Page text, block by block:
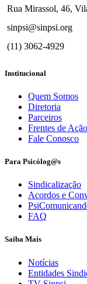
Rua Mirassol, 46,
sinpsi@sinpsi.org
(11) 3062-4929
Institucional
Quem Somos
Diretoria
Parceiros
Frentes de Ação
Fale Conosco
Para Psicólog@s
Sindicalização
Acordos e
FAQ
Saiba Mais
Notícias
Entidades